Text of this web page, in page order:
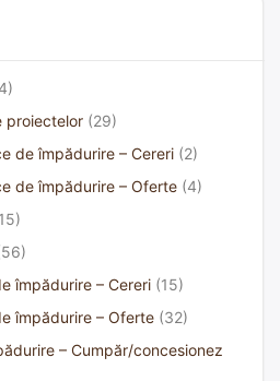
proiectelor (29)
de împădurire – Cereri (2)
de împădurire – Oferte (4)
împădurire – Cereri (15)
împădurire – Oferte (32)
– Cumpăr/concesionez